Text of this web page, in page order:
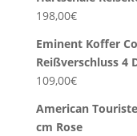
198,00€
Eminent Koffer
Reißverschluss 4
109,00€
American
cm Rose